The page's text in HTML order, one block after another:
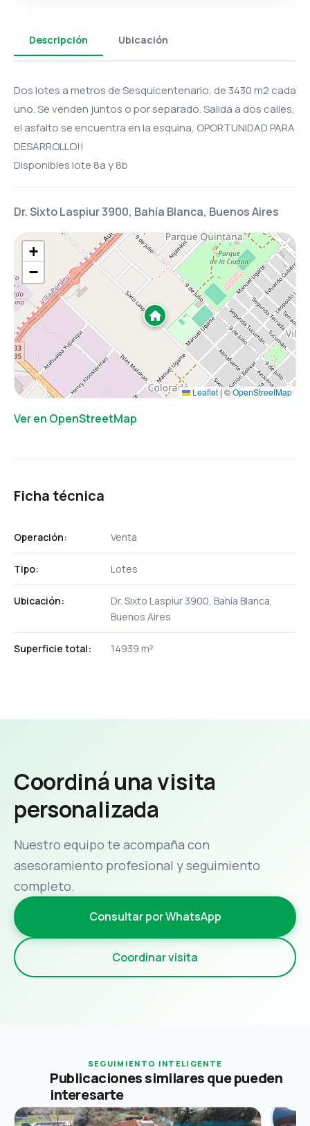
Descripción Ubicación
Dos lotes a metros de Sesquicentenario, de 3430 m2 cada
uno. Se venden juntos o por separado. Salida a dos calles,
el asfalto se encuentra en la esquina, OPORTUNIDAD PARA
DESARROLLO!!
Disponibles lote 8a y 8b
Dr. Sixto Laspiur 3900, Bahía Blanca, Buenos Aires
+
−
Leaflet |©OpenStreetMap
Ver en OpenStreetMap
Ficha técnica
Operación: Venta
Tipo: Lotes
Ubicación:
Dr. Sixto Laspiur 3900, Bahía Blanca,
Buenos Aires
Superficie total: 14939 m²
Coordiná una visita
personalizada
Nuestro equipo te acompaña con
asesoramiento profesional y seguimiento
completo.
Consultar por WhatsApp
Coordinar visita
SEGUIMIENTO INTELIGENTE
Publicaciones similares que pueden
interesarte